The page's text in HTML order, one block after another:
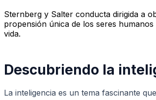
Sternberg y Salter conducta dirigida a
propensión única de los seres
vida.
Descubriendo la
La inteligencia es un tema fascinante